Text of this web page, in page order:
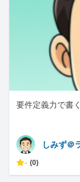
要件定義力で書
しみず＠
- (0)